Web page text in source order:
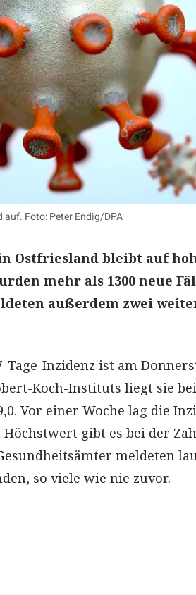
Foto: Peter Endig/DPA
Ostfriesland bleibt auf
mehr als 1300 neue
außerdem zwei
Tage-Inzidenz ist am
Koch-Instituts liegt sie bei
Vor einer Woche lag die
Höchstwert gibt es bei der
meldeten
so viele wie nie zuvor.